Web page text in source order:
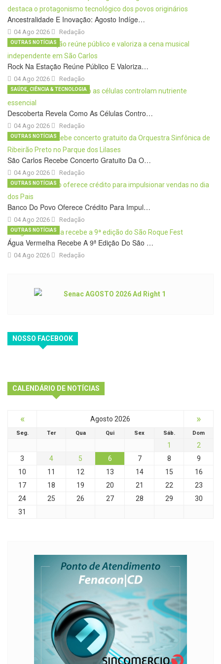
Ancestralidade E Inovação: Agosto Indíge…
04 Ago 2026 Redação
Rock Na Estação Reúne Público E Valoriza…
04 Ago 2026
OUTRAS NOTÍCIAS
Redação
Descoberta Revela Como As Células Contro…
04 Ago 2026
SAÚDE, CIÊNCIA & TECNOLOGIA
Redação
São Carlos Recebe Concerto Gratuito Da O…
04 Ago 2026
OUTRAS NOTÍCIAS
Redação
Banco Do Povo Oferece Crédito Para Impul…
04 Ago 2026
OUTRAS NOTÍCIAS
Redação
Água Vermelha Recebe A 9ª Edição Do São …
04 Ago 2026
OUTRAS NOTÍCIAS
Redação
NOSSO FACEBOOK
CALENDÁRIO DE NOTÍCIAS
« Agosto 2026 »
Seg. Ter Qua Qui Sex Sáb. Dom
1
2
3
4 5 6 7 8
9
10
11 12 13 14 15
16
17
18 19 20 21 22
23
24
25 26 27 28 29
30
31